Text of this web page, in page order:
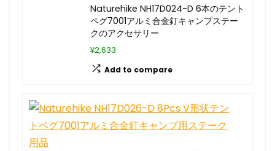
Naturehike NH17D024-D 6本のテント
ペグ7001アルミ合金釘キャンプステー
クのアクセサリー
¥2,633
Add to compare